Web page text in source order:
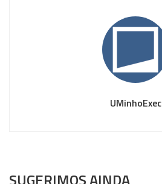
UMinhoExec